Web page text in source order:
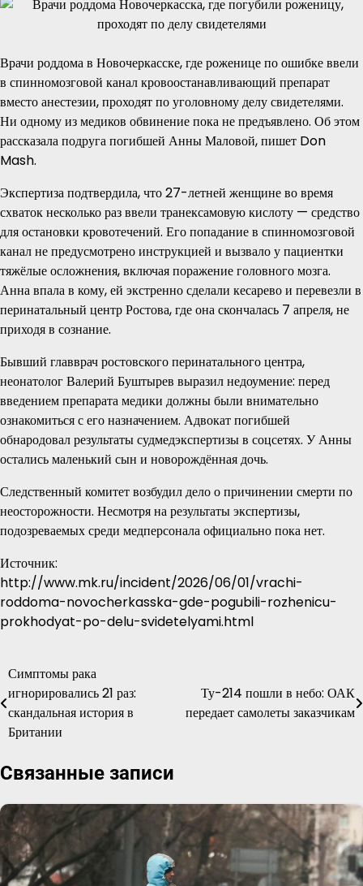
Врачи роддома в Новочеркасске, где роженице по ошибке ввели
в спинномозговой канал кровоостанавливающий препарат
вместо анестезии, проходят по уголовному делу свидетелями.
Ни одному из медиков обвинение пока не предъявлено. Об этом
рассказала подруга погибшей Анны Маловой, пишет Don
Mash.
Экспертиза подтвердила, что 27-летней женщине во время
схваток несколько раз ввели транексамовую кислоту — средство
для остановки кровотечений. Его попадание в спинномозговой
канал не предусмотрено инструкцией и вызвало у пациентки
тяжёлые осложнения, включая поражение головного мозга.
Анна впала в кому, ей экстренно сделали кесарево и перевезли в
перинатальный центр Ростова, где она скончалась 7 апреля, не
приходя в сознание.
Бывший главврач ростовского перинатального центра,
неонатолог Валерий Буштырев выразил недоумение: перед
введением препарата медики должны были внимательно
ознакомиться с его назначением. Адвокат погибшей
обнародовал результаты судмедэкспертизы в соцсетях. У Анны
остались маленький сын и новорождённая дочь.
Следственный комитет возбудил дело о причинении смерти по
неосторожности. Несмотря на результаты экспертизы,
подозреваемых среди медперсонала официально пока нет.
Источник:
http://www.mk.ru/incident/2026/06/01/vrachi-
roddoma-novocherkasska-gde-pogubili-rozhenicu-
prokhodyat-po-delu-svidetelyami.html
Навигация
по
записям
Симптомы рака
игнорировались 21 раз:
скандальная история в
Британии
Ту-214 пошли в небо: ОАК
передает самолеты заказчикам
Связанные записи